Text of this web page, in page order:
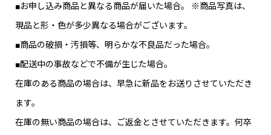
■お申し込み商品と異なる商品が届いた場合。 ※商品写真は、
現品と形・色が多少異なる場合がございます。
■商品の破損・汚損等、明らかな不良品だった場合。
■配送中の事故などで不備が生じた場合。
在庫のある商品の場合は、早急に新品をお送りさせていただき
ます。
在庫の無い商品の場合は、ご返金とさせていただきます。何卒